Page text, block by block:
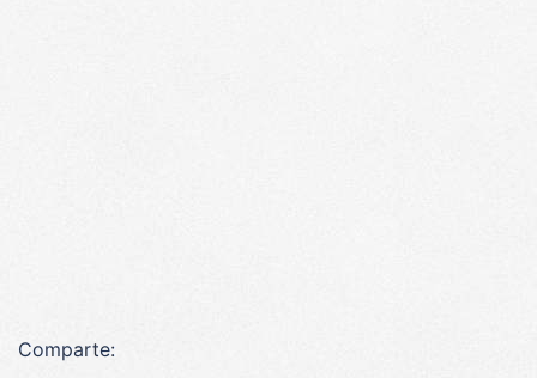
Comparte: